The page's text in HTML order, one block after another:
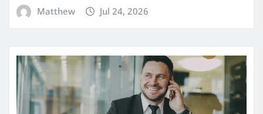
Matthew Jul 24, 2026